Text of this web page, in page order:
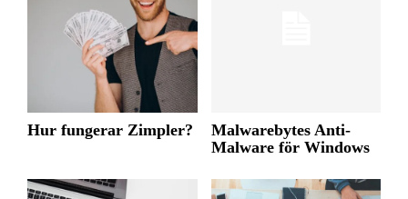
Hur fungerar Zimpler?
Malwarebytes Anti-
Malware för Windows